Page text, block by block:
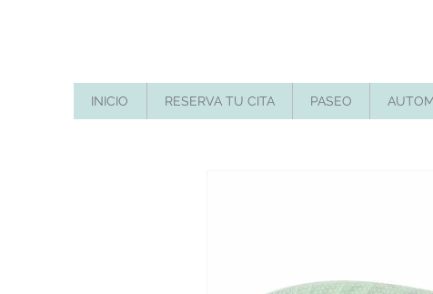
INICIO RESERVA TU CITA PASEO